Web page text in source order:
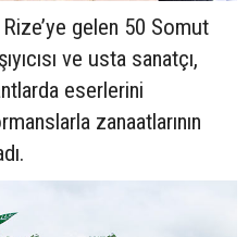
gelen 50 Somut
ve usta sanatçı,
eserlerini
zanaatlarının